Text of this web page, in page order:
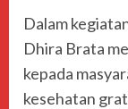
Dalam
Dhira Brata
kepada
kesehatan